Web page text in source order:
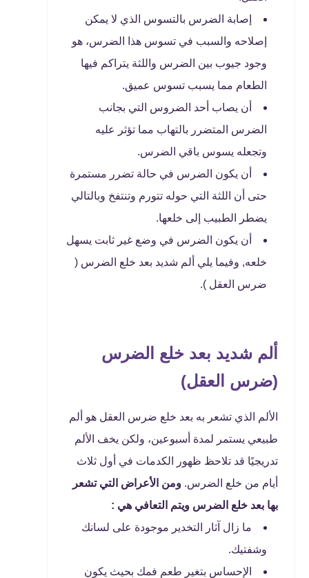
إصابة الضرس بالتسوس الذي لا يمكن
إصلاحه والسبب في تسوس هذا الضرس، هو
وجود جيوب بين الضرس واللثة يتراكم فيها
الطعام مما يسبب تسوس عميق.
أن يصاب أحد الضروس التي بجانب
الضرس المتضرر بالتهاب مما تؤثر عليه
وتجعله يسوس باقي الضرس.
أن يكون الضرس في حالة تضرر مستمرة
حتى أن اللثة التي حوله تتورم وتنتفخ وبالتالي
يضطر الطبيب إلى خلعها.
أن يكون الضرس في وضع غير ثابت يسهل
خلعه, وفيما يلي ألم شديد بعد خلع الضرس (
ضرس العقل ).
ألم شديد بعد خلع الضرس
(ضرس العقل)
الألم الذي تشعر به بعد خلع ضرس العقل هو ألم
طبيعي يستمر لمدة أسبوعين، ولكن يخف الألم
تدريجيًا قد تلاحظ ظهور الكدمات في أول ثلاث
أيام من خلع الضرس. ومن الأعراض التي تشعر
بها بعد خلع الضرس ويتم التعافي هي :
ما زال آثار التخدير موجودة على لسانك
وشفتيك.
الإحساس بتغير طعم فمك بحيث يكون